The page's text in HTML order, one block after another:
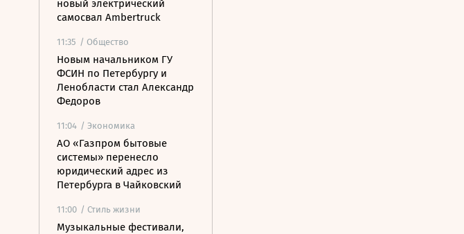
новый электрический
самосвал Ambertruck
11:35 / Общество
Новым начальником ГУ
ФСИН по Петербургу и
Ленобласти стал Александр
Федоров
11:04 / Экономика
АО «Газпром бытовые
системы» перенесло
юридический адрес из
Петербурга в Чайковский
11:00 / Стиль жизни
Музыкальные фестивали,